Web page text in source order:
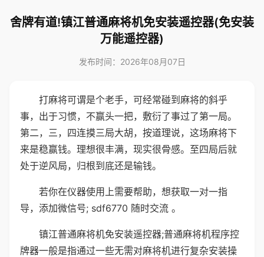
舍牌有道!镇江普通麻将机免安装遥控器(免安装
万能遥控器)
发布时间：2026年08月07日
打麻将可谓是个老手，可经常碰到麻将的斜乎
事，出于习惯，不赢头一把，敷衍了事过了第一局。
第二，三，四连摸三局大胡，按道理说，这场麻将下
来是稳赢钱。理想很丰满，现实很骨感。至四局后就
处于逆风局，归根到底还是输钱。
若你在仪器使用上需要帮助，想获取一对一指
导，添加微信号; sdf6770 随时交流 。
镇江普通麻将机免安装遥控器;普通麻将机程序控
牌器一般是指通过一些无需对麻将机进行复杂安装操